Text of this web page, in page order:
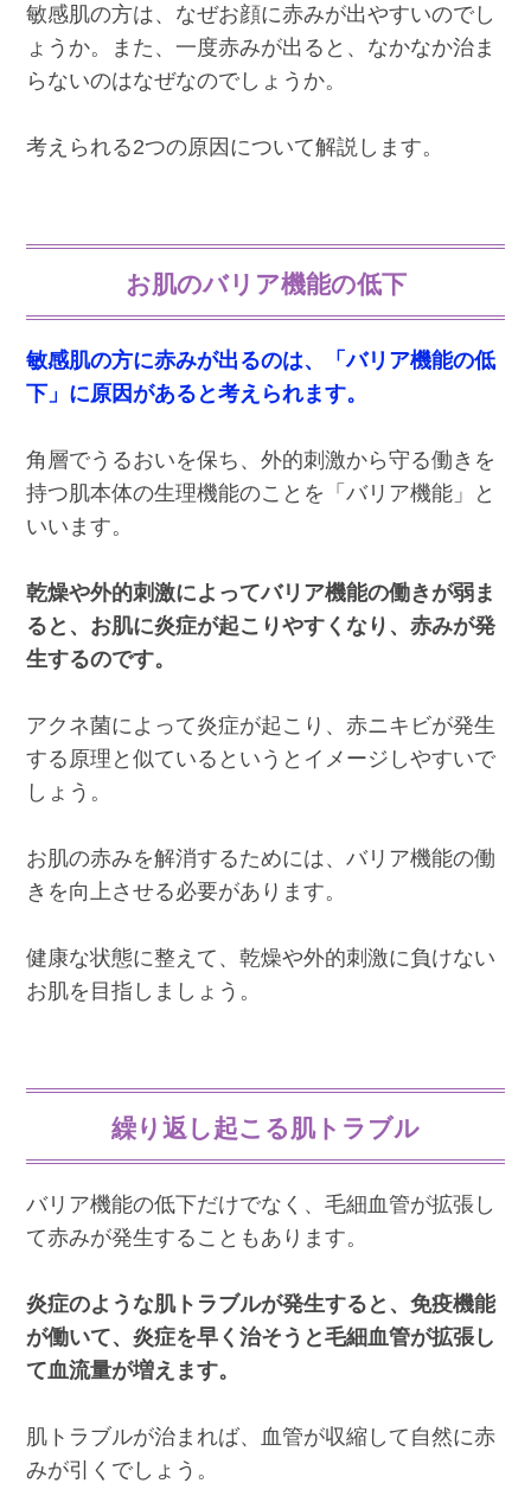
敏感肌の方は、なぜお顔に赤みが出やすいのでし
ょうか。また、一度赤みが出ると、なかなか治ま
らないのはなぜなのでしょうか。
考えられる2つの原因について解説します。
お肌のバリア機能の低下
敏感肌の方に赤みが出るのは、「バリア機能の低
下」に原因があると考えられます。
角層でうるおいを保ち、外的刺激から守る働きを
持つ肌本体の生理機能のことを「バリア機能」と
いいます。
乾燥や外的刺激によってバリア機能の働きが弱ま
ると、お肌に炎症が起こりやすくなり、赤みが発
生するのです。
アクネ菌によって炎症が起こり、赤ニキビが発生
する原理と似ているというとイメージしやすいで
しょう。
お肌の赤みを解消するためには、バリア機能の働
きを向上させる必要があります。
健康な状態に整えて、乾燥や外的刺激に負けない
お肌を目指しましょう。
繰り返し起こる肌トラブル
バリア機能の低下だけでなく、毛細血管が拡張し
て赤みが発生することもあります。
炎症のような肌トラブルが発生すると、免疫機能
が働いて、炎症を早く治そうと毛細血管が拡張し
て血流量が増えます。
肌トラブルが治まれば、血管が収縮して自然に赤
みが引くでしょう。